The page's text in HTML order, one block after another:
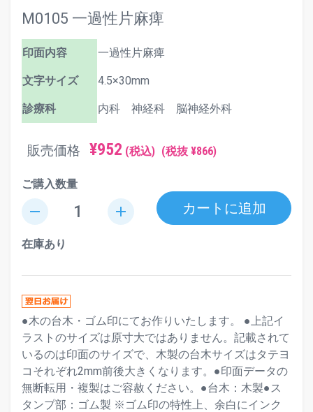
M0105 一過性片麻痺
印面内容 一過性片麻痺
文字サイズ 4.5×30mm
診療科 内科 神経科 脳神経外科
販売価格 ¥952 (税込) (税抜 ¥866)
ご購入数量
remove add カートに追加
在庫あり
●木の台木・ゴム印にてお作りいたします。 ●上記イ
ラストのサイズは原寸大ではありません。記載されて
いるのは印面のサイズで、木製の台木サイズはタテヨ
コそれぞれ2mm前後大きくなります。●印面データの
無断転用・複製はご容赦ください。●台木：木製●ス
タンプ部：ゴム製 ※ゴム印の特性上、余白にインク